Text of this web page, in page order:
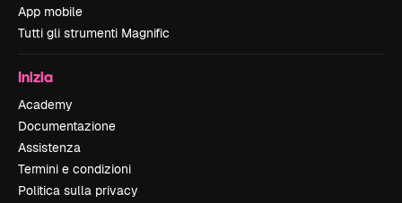
App mobile
Tutti gli strumenti Magnific
Inizia
Academy
Documentazione
Assistenza
Termini e condizioni
Politica sulla privacy